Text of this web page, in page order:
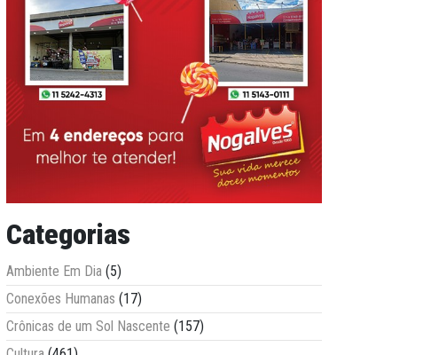
Categorias
Ambiente Em Dia (5)
Conexões Humanas (17)
Crônicas de um Sol Nascente (157)